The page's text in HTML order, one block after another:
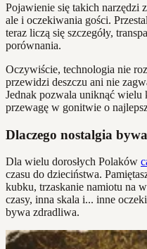
Pojawienie się takich narzędzi
ale i oczekiwania gości.
teraz liczą się szczegóły,
porównania.
Oczywiście, technologia nie
przewidzi deszczu ani nie
Jednak pozwala uniknąć wielu
przewagę w gonitwie o
Dlaczego nostalgia
Dla wielu dorosłych Polaków
czasu do dzieciństwa.
kubku, trzaskanie namiotu na
czasy, inna skala i... inne
bywa zdradliwa.